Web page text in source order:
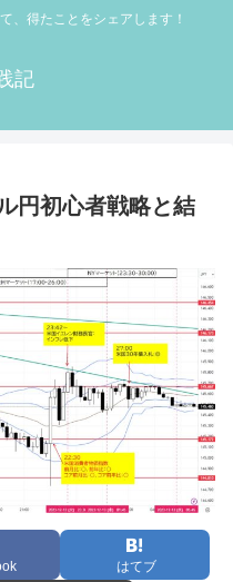
、得たことをシェアします！
記
円初心者戦略と結
はてブ